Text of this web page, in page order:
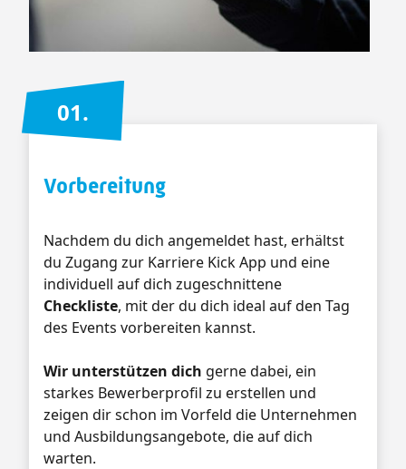
01.
Vorbereitung
Nachdem du dich angemeldet hast, erhältst
du Zugang zur Karriere Kick App und eine
individuell auf dich zugeschnittene
Checkliste, mit der du dich ideal auf den Tag
des Events vorbereiten kannst.
Wir unterstützen dich gerne dabei, ein
starkes Bewerberprofil zu erstellen und
zeigen dir schon im Vorfeld die Unternehmen
und Ausbildungsangebote, die auf dich
warten.